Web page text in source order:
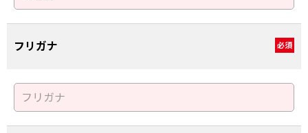
フリガナ 必須